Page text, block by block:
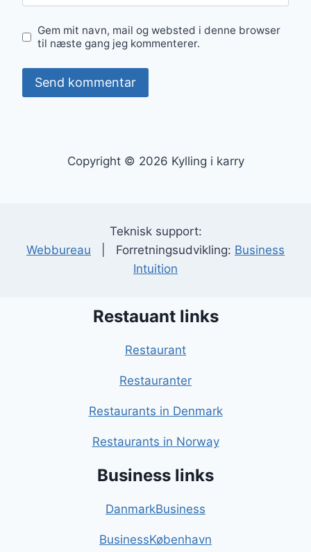
Gem mit navn, mail og websted i denne browser
til næste gang jeg kommenterer.
Copyright © 2026 Kylling i karry
Teknisk support:
Webbureau | Forretningsudvikling: Business
Intuition
Restauant links
Restaurant
Restauranter
Restaurants in Denmark
Restaurants in Norway
Business links
DanmarkBusiness
BusinessKøbenhavn